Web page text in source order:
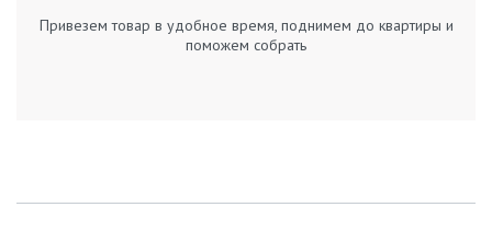
Привезем товар в удобное время, поднимем до квартиры и
поможем собрать